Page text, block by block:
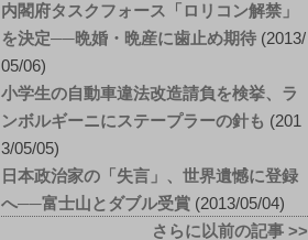
内閣府タスクフォース「ロリコン解禁」
を決定──晩婚・晩産に歯止め期待 2013/
05/06
小学生の自動車違法改造請負を検挙、ラ
ンボルギーニにステープラーの針も
201
3/05/05
日本政治家の「失言」、世界遺憾に登録
へ──富士山とダブル受賞 2013/05/04
さらに以前の記事 >>